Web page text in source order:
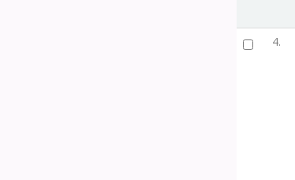
4.